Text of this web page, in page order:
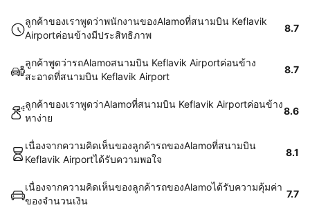
ลูกค้าของเราพูดว่าพนักงานของAlamoที่สนามบิน Keflavik
Airportค่อนข้างมีประสิทธิภาพ
8.7
ลูกค้าพูดว่ารถAlamoสนามบิน Keflavik Airportค่อนข้าง
สะอาดที่สนามบิน Keflavik Airport
8.7
ลูกค้าของเราพูดว่าAlamoที่สนามบิน Keflavik Airportค่อนข้าง
หาง่าย
8.6
เนื่องจากความคิดเห็นของลูกค้ารถของAlamoที่สนามบิน
Keflavik Airportได้รับความพอใจ
8.1
เนื่องจากความคิดเห็นของลูกค้ารถของAlamoได้รับความคุ้มค่า
ของจำนวนเงิน
7.7